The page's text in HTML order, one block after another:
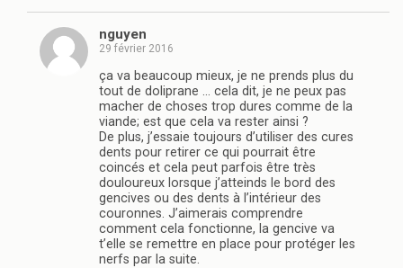
nguyen
29 février 2016
ça va beaucoup mieux, je ne prends plus du
tout de doliprane … cela dit, je ne peux pas
macher de choses trop dures comme de la
viande; est que cela va rester ainsi ?
De plus, j’essaie toujours d’utiliser des cures
dents pour retirer ce qui pourrait être
coincés et cela peut parfois être très
douloureux lorsque j’atteinds le bord des
gencives ou des dents à l’intérieur des
couronnes. J’aimerais comprendre
comment cela fonctionne, la gencive va
t’elle se remettre en place pour protéger les
nerfs par la suite.